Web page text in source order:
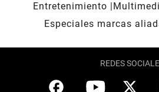
Entretenimiento
Especiales marcas
REDES